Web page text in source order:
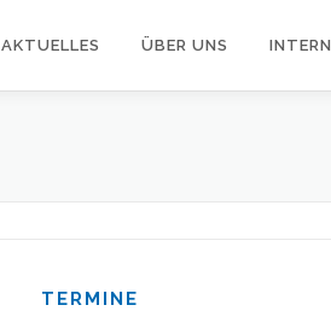
AKTUELLES ÜBER UNS INTERN
TERMINE